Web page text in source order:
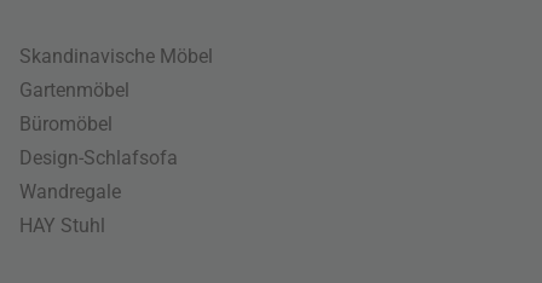
Skandinavische Möbel
Gartenmöbel
Büromöbel
Design-Schlafsofa
Wandregale
HAY Stuhl